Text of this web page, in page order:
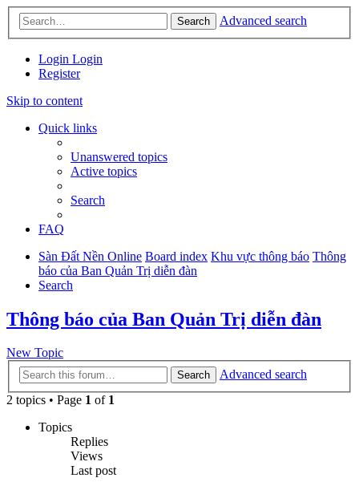
Search Advanced search
Login Login
Register
Skip to content
Quick links
Unanswered topics
Active topics
Search
FAQ
Sàn Đất Nền Online Board index Khu vực thông báo Thông
báo của Ban Quản Trị diễn đàn
Search
Thông báo của Ban Quản Trị diễn đàn
New Topic
Search
Advanced search
2 topics • Page 1 of 1
Topics
Replies
Views
Last post